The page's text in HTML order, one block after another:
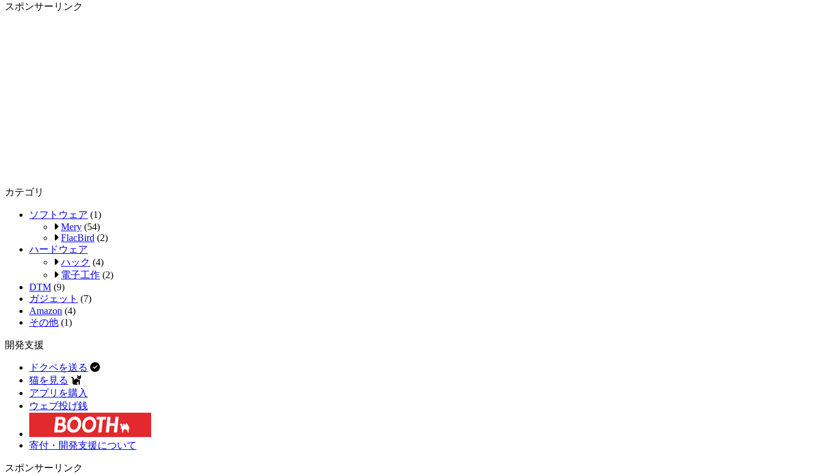
スポンサーリンク
カテゴリ
ソフトウェア (1)
Mery (54)
FlacBird (2)
ハードウェア
ハック (4)
電子工作 (2)
DTM (9)
ガジェット (7)
Amazon (4)
その他 (1)
開発支援
ドクペを送る
猫を見る
アプリを購入
ウェブ投げ銭
寄付・開発支援について
スポンサーリンク